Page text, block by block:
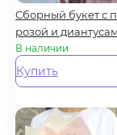
Сборный букет с
розой и
В наличии
Купить